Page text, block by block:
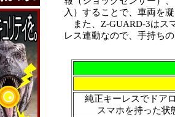
入）することで、車両を
また、Z-GUARD-3はス
レス連動なので、手持ち
純正キーレスでドア
スマホを持った状